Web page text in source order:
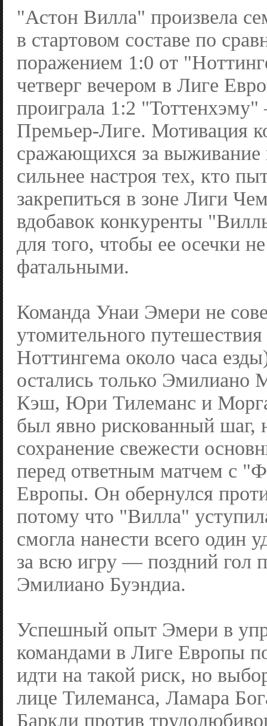
"Астон Вилла" произвела
в стартовом составе по
поражением 1:0 от
четверг вечером в Лиге
проиграла 1:2
Премьер-Лиге. Мотивация
сражающихся за выживание
сильнее настроя тех, кто
закрепиться в зоне Лиги
вдобавок конкуренты
для того, чтобы ее осечки
фатальными.
Команда Унаи Эмери не
утомительного
Ноттингема около часа
остались только Эмилиано
Кэш, Юри Тилеманс и
был явно рискованный шаг,
сохранение свежести
перед ответным матчем с
Европы. Он обернулся
потому что "Вилла"
смогла нанести всего один
за всю игру — поздний гол
Эмилиано Буэндиа.
Успешный опыт Эмери в
командами в Лиге Европы
идти на такой риск, но
лице Тилеманса, Ламара
Баркли против